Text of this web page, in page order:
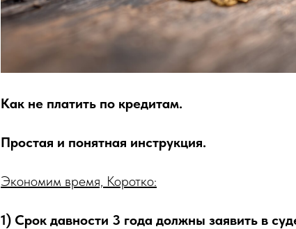
Как не платить по кредитам.
Простая и понятная инструкция.
Экономим время, Коротко:
1) Срок давности 3 года должны заявить в